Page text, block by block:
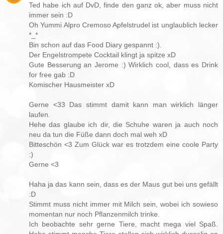
Ted habe ich auf DvD, finde den ganz ok, aber muss nicht
immer sein :D
Oh Yummi Alpro Cremoso Apfelstrudel ist unglaublich lecker
*_*
Bin schon auf das Food Diary gespannt :).
Der Engelstrompete Cocktail klingt ja spitze xD
Gute Besserung an Jerome :) Wirklich cool, dass es Drink
for free gab :D
Komischer Hausmeister xD
Gerne <33 Das stimmt damit kann man wirklich länger
laufen.
Hehe das glaube ich dir, die Schuhe waren ja auch noch
neu da tun die Füße dann doch mal weh xD
Bitteschön <3 Zum Glück war es trotzdem eine coole Party
:)
Gerne <3
Haha ja das kann sein, dass es der Maus gut bei uns gefällt
:D
Stimmt muss nicht immer mit Milch sein, wobei ich sowieso
momentan nur noch Pflanzenmilch trinke.
Ich beobachte sehr gerne Tiere, macht mega viel Spaß.